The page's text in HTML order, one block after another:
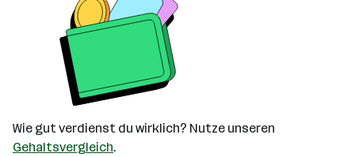
Wie gut verdienst du wirklich? Nutze unseren
Gehaltsvergleich.